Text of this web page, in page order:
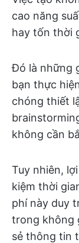
cao năng
hay tốn thời
Đó là những
bạn thực
chóng thiết
không cần
Tuy nhiên,
kiệm thời
phí này duy
trong không
sẻ thông tin